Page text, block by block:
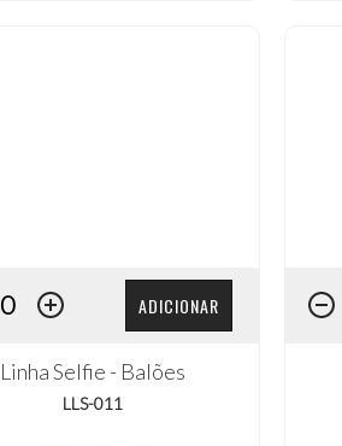
ADICIONAR
Linha Selfie - Balões
LLS-011